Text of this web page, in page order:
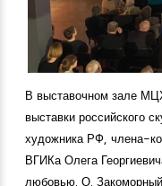
В выставочном зале
выставки российского
художника РФ, члена-
ВГИКа Олега
любовью. О.